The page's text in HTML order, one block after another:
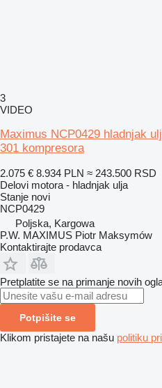
3
VIDEO
Maximus NCP0429 hladnjak
301 kompresora
2.075 € 8.934 PLN ≈ 243.500 RSD
Delovi motora - hladnjak ulja
Stanje novi
NCP0429
Poljska, Kargowa
P.W. MAXIMUS Piotr Maksymów
Kontaktirajte prodavca
Pretplatite se na primanje novih
Potpišite se
Klikom pristajete na našu politiku